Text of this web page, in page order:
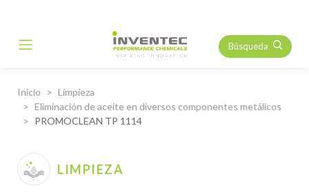
Main Navigation Búsqueda
Inicio
Limpieza
Eliminación de aceite en diversos componentes metálicos
PROMOCLEAN TP 1114
LIMPIEZA